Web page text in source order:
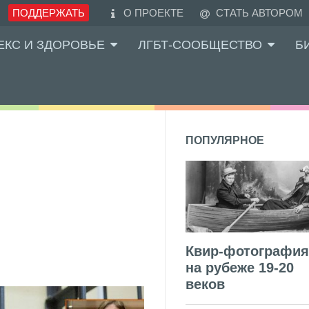
ПОДДЕРЖАТЬ О ПРОЕКТЕ СТАТЬ АВТОРОМ
И ЗДОРОВЬЕ ЛГБТ-СООБЩЕСТВО
ПОПУЛЯРНОЕ
Квир-фотография
на рубеже 19-20
веков